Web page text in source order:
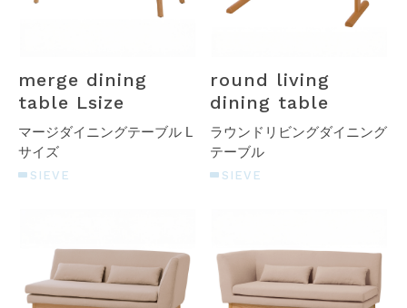
merge dining
table Lsize
マージダイニングテーブル L
サイズ
SIEVE
round living
dining table
ラウンドリビングダイニング
テーブル
SIEVE